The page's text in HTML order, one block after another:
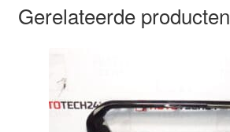
Gerelateerde producten